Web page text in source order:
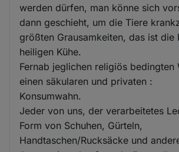
werden dürfen, man könne sich
dann geschieht, um die Tiere
größten Grausamkeiten, das ist die
heiligen Kühe.
Fernab jeglichen religiös bedingten
einen säkularen und privaten :
Konsumwahn.
Jeder von uns, der verarbeitetes
Form von Schuhen, Gürteln,
Handtaschen/Rucksäcke und